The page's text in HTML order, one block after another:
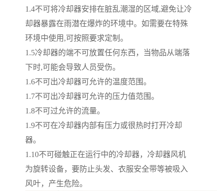
1.4不可将冷却器安排在脏乱潮湿的区域,避免让冷
却器暴露在雨潜在爆炸的环境中。如需要在特殊
环境中使用 ,可按照要求定制。
1.5冷却器的端不可放置任何东西，当物品从端落
下时,可能会导致人员受伤。
1.6不可出冷却器可允许的温度范围。
1.7不可出冷却器可允许的压力值范围。
1.8不可过允许的流量。
1.9不可在冷却器内部有压力或很热时打开冷却
器。
1.10不可碰触正在运行中的冷却器，冷却器风机
为旋转设备，要防止头发、衣服安全带等被吸入
风叶，产生危险。